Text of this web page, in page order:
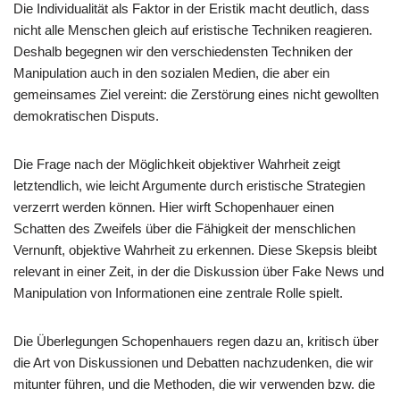
Die Individualität als Faktor in der Eristik macht deutlich, dass
nicht alle Menschen gleich auf eristische Techniken reagieren.
Deshalb begegnen wir den verschiedensten Techniken der
Manipulation auch in den sozialen Medien, die aber ein
gemeinsames Ziel vereint: die Zerstörung eines nicht gewollten
demokratischen Disputs.
Die Frage nach der Möglichkeit objektiver Wahrheit zeigt
letztendlich, wie leicht Argumente durch eristische Strategien
verzerrt werden können. Hier wirft Schopenhauer einen
Schatten des Zweifels über die Fähigkeit der menschlichen
Vernunft, objektive Wahrheit zu erkennen. Diese Skepsis bleibt
relevant in einer Zeit, in der die Diskussion über Fake News und
Manipulation von Informationen eine zentrale Rolle spielt.
Die Überlegungen Schopenhauers regen dazu an, kritisch über
die Art von Diskussionen und Debatten nachzudenken, die wir
mitunter führen, und die Methoden, die wir verwenden bzw. die